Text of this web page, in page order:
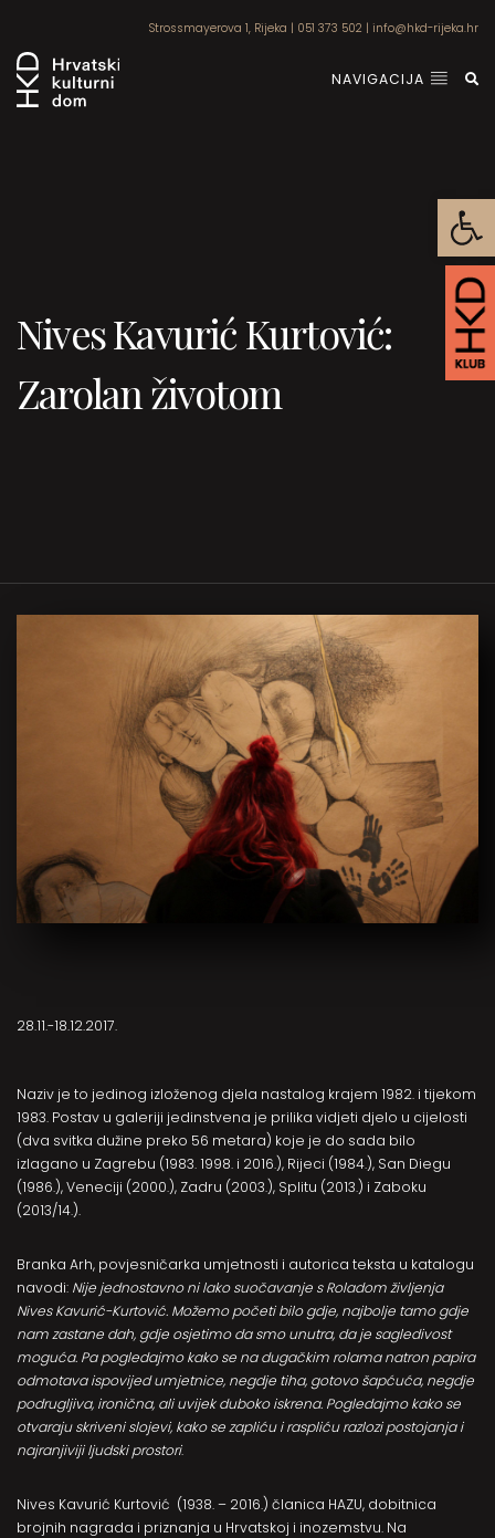
Strossmayerova 1, Rijeka | 051 373 502 | info@hkd-rijeka.hr
NAVIGACIJA
Nives Kavurić Kurtović:
Zarolan životom
28.11.-18.12.2017.
Naziv je to jedinog izloženog djela nastalog krajem 1982. i tijekom
1983. Postav u galeriji jedinstvena je prilika vidjeti djelo u cijelosti
(dva svitka dužine preko 56 metara) koje je do sada bilo
izlagano u Zagrebu (1983. 1998. i 2016.), Rijeci (1984.), San Diegu
(1986.), Veneciji (2000.), Zadru (2003.), Splitu (2013.) i Zaboku
(2013/14.).
Branka Arh, povjesničarka umjetnosti i autorica teksta u katalogu
navodi: Nije jednostavno ni lako suočavanje sRoladom življenja
Nives Kavurić-Kurtović. Možemo početi bilo gdje, najbolje tamo gdje
nam zastane dah, gdje osjetimo da smo unutra, da je sagledivost
moguća. Pa pogledajmokako se na dugačkim rolama natron papira
odmotava ispovijed umjetnice, negdje tiha, gotovo šapćuća, negdje
podrugljiva, ironična, ali uvijek duboko iskrena. Pogledajmo kako se
otvarajuskriveni slojevi, kako se zapliću i raspliću razlozi postojanja i
najranjiviji ljudski prostori.
Nives Kavurić Kurtović (1938. – 2016.) članica HAZU, dobitnica
brojnih nagrada i priznanja u Hrvatskoj i inozemstvu. Na